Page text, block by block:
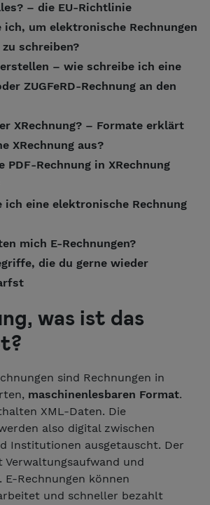
– die EU-Richtlinie
ich, um elektronische Rechnungen
schreiben?
erstellen – wie schreibe ich eine
ZUGFeRD-Rechnung an den
XRechnung? – Formate erklärt
XRechnung aus?
PDF-Rechnung in XRechnung
ich eine elektronische Rechnung
mich E-Rechnungen?
die du gerne wieder
was ist das
sind Rechnungen in
maschinenlesbaren Format.
XML-Daten. Die
also digital zwischen
Institutionen ausgetauscht. Der
Verwaltungsaufwand und
E-Rechnungen können
und schneller bezahlt